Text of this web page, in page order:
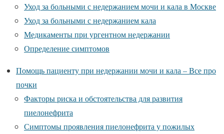
Уход за больными с недержанием мочи и кала в Москве
Уход за больными с недержанием кала
Медикаменты при ургентном недержании
Определение симптомов
Помощь пациенту при недержании мочи и кала – Все про
почки
Факторы риска и обстоятельства для развития
пиелонефрита
Симптомы проявления пиелонефрита у пожилых